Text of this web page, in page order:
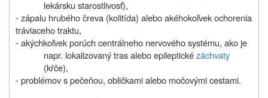
lekársku starostlivosť),
- zápalu hrubého čreva (kolitída) alebo akéhokoľvek ochorenia
tráviaceho traktu,
- akýchkoľvek porúch centrálneho nervového systému, ako je
napr. lokalizovaný tras alebo epileptickézáchvaty
(kŕče),
- problémov s pečeňou, obličkami alebo močovými cestami.